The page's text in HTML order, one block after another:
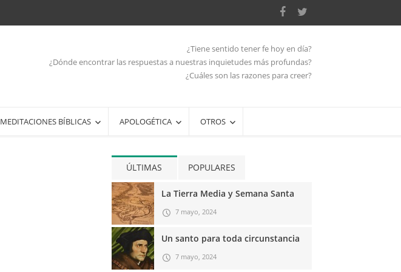
¿Tiene sentido tener fe hoy en día?
¿Dónde encontrar las respuestas a nuestras inquietudes más profundas?
¿Cuáles son las razones para creer?
MEDITACIONES BÍBLICAS APOLOGÉTICA OTROS
ÚLTIMAS POPULARES
La Tierra Media y Semana Santa
7 mayo, 2024
Un santo para toda circunstancia
7 mayo, 2024